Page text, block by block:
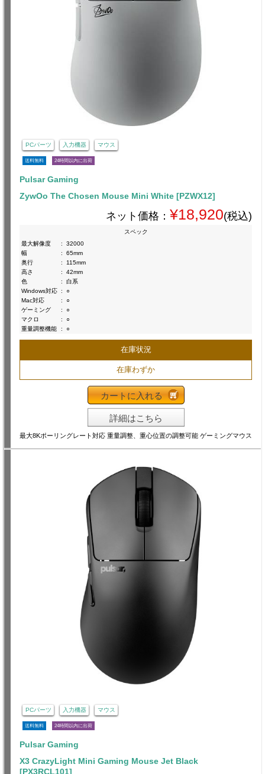
PCパーツ 入力機器 マウス
送料無料 24時間以内に出荷
Pulsar Gaming
ZywOo The Chosen Mouse Mini White [PZWX12]
ネット価格： ¥18,920(税込)
スペック
最大解像度
:
32000
幅
:
65mm
奥行
:
115mm
高さ
:
42mm
色
:
白系
Windows対応 :
○
Mac対応
:
○
ゲーミング
:
○
マクロ
:
○
重量調整機能
: ○
在庫状況
在庫わずか
カートに入れる
詳細はこちら
最大8Kポーリングレート対応 重量調整、重心位置の調整可能 ゲーミングマウス
PCパーツ 入力機器 マウス
送料無料 24時間以内に出荷
Pulsar Gaming
X3 CrazyLight Mini Gaming Mouse Jet Black
[PX3RCL101]